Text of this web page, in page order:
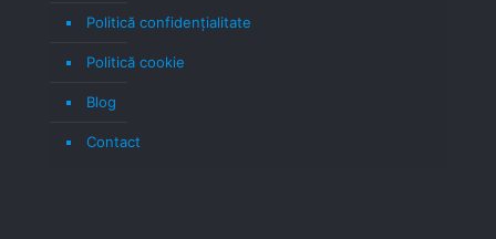
Politică confidenţialitate
Politică cookie
Blog
Contact